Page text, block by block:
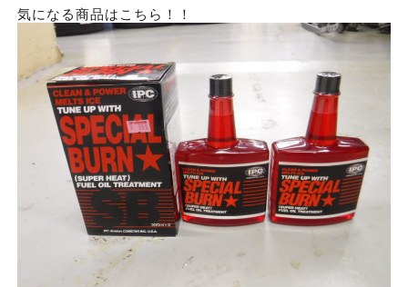
気になる商品はこちら！！